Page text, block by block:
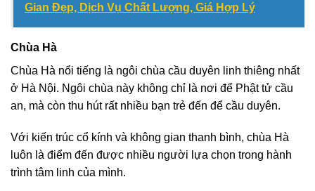
Gian Đẹp, Dịch Vụ Chất Lượng, Giá Hợp Lý
Chùa Hà
Chùa Hà nổi tiếng là ngôi chùa cầu duyên linh thiêng nhất
ở Hà Nội. Ngôi chùa này không chỉ là nơi để Phật tử cầu
an, mà còn thu hút rất nhiều bạn trẻ đến để cầu duyên.
Với kiến trúc cổ kính và không gian thanh bình, chùa Hà
luôn là điểm đến được nhiều người lựa chọn trong hành
trình tâm linh của mình.